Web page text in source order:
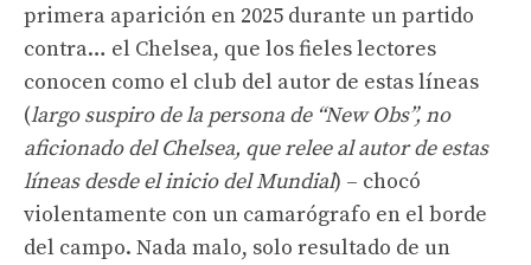
primera aparición en 2025 durante un partido
contra… el Chelsea, que los fieles lectores
conocen como el club del autor de estas líneas
(largo suspiro de la persona de “New Obs”, no
aficionado del Chelsea, que relee al autor de estas
líneas desde el inicio del Mundial) – chocó
violentamente con un camarógrafo en el borde
del campo. Nada malo, solo resultado de un